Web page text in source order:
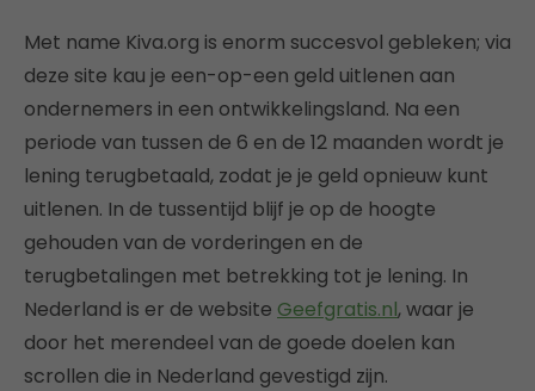
Met name Kiva.org is enorm succesvol gebleken; via
deze site kau je een-op-een geld uitlenen aan
ondernemers in een ontwikkelingsland. Na een
periode van tussen de 6 en de 12 maanden wordt je
lening terugbetaald, zodat je je geld opnieuw kunt
uitlenen. In de tussentijd blijf je op de hoogte
gehouden van de vorderingen en de
terugbetalingen met betrekking tot je lening. In
Nederland is er de website Geefgratis.nl, waar je
door het merendeel van de goede doelen kan
scrollen die in Nederland gevestigd zijn.